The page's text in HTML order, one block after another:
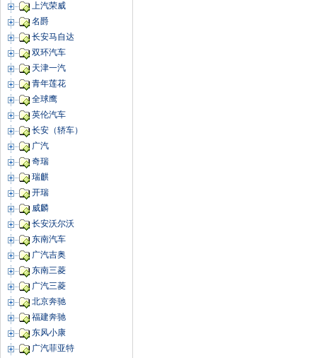
上汽荣威
名爵
长安马自达
双环汽车
天津一汽
青年莲花
全球鹰
英伦汽车
长安（轿车）
广汽
奇瑞
瑞麒
开瑞
威麟
长安沃尔沃
东南汽车
广汽吉奥
东南三菱
广汽三菱
北京奔驰
福建奔驰
东风小康
广汽菲亚特